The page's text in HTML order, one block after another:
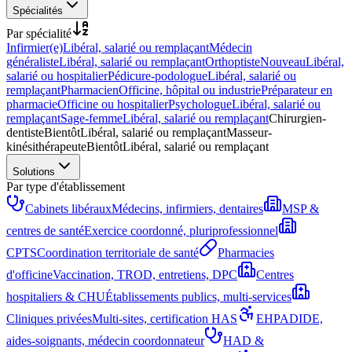
Spécialités
Par spécialité
Infirmier(e)Libéral, salarié ou remplaçantMédecin
généralisteLibéral, salarié ou remplaçantOrthoptisteNouveauLibéral,
salarié ou hospitalierPédicure-podologueLibéral, salarié ou
remplaçantPharmacienOfficine, hôpital ou industriePréparateur en
pharmacieOfficine ou hospitalierPsychologueLibéral, salarié ou
remplaçantSage-femmeLibéral, salarié ou remplaçantChirurgien-
dentisteBientôtLibéral, salarié ou remplaçantMasseur-
kinésithérapeuteBientôtLibéral, salarié ou remplaçant
Solutions
Par type d'établissement
Cabinets libérauxMédecins, infirmiers, dentaires
MSP &
centres de santéExercice coordonné, pluriprofessionnel
CPTSCoordination territoriale de santé
Pharmacies
d'officineVaccination, TROD, entretiens, DPC
Centres
hospitaliers & CHUÉtablissements publics, multi-services
Cliniques privéesMulti-sites, certification HAS EHPADIDE,
aides-soignants, médecin coordonnateur
HAD &